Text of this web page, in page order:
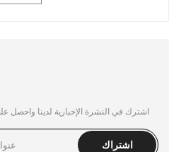
اشترك في النشرة الإخبارية لدينا واحصل
اشتراك